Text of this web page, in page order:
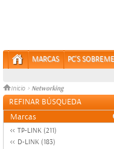
MARCAS PC'S
Inicio > Networking
REFINAR BÚSQUEDA
Marcas
TP-LINK (211)
D-LINK (183)